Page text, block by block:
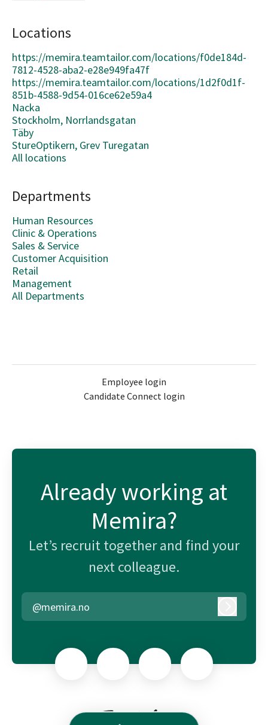
Locations
https://memira.teamtailor.com/locations/f0de184d-
7812-4528-aba2-e28e949fa47f
https://memira.teamtailor.com/locations/1d2f0d1f-
851b-4588-9d54-016ce62e59a4
Nacka
Stockholm, Norrlandsgatan
Täby
StureOptikern, Grev Turegatan
All locations
Departments
Human Resources
Clinic & Operations
Sales & Service
Customer Acquisition
Retail
Management
All Departments
Employee login
Candidate Connect login
Already working at
Memira?
Let’s recruit together and find your
next colleague.
@memira.no